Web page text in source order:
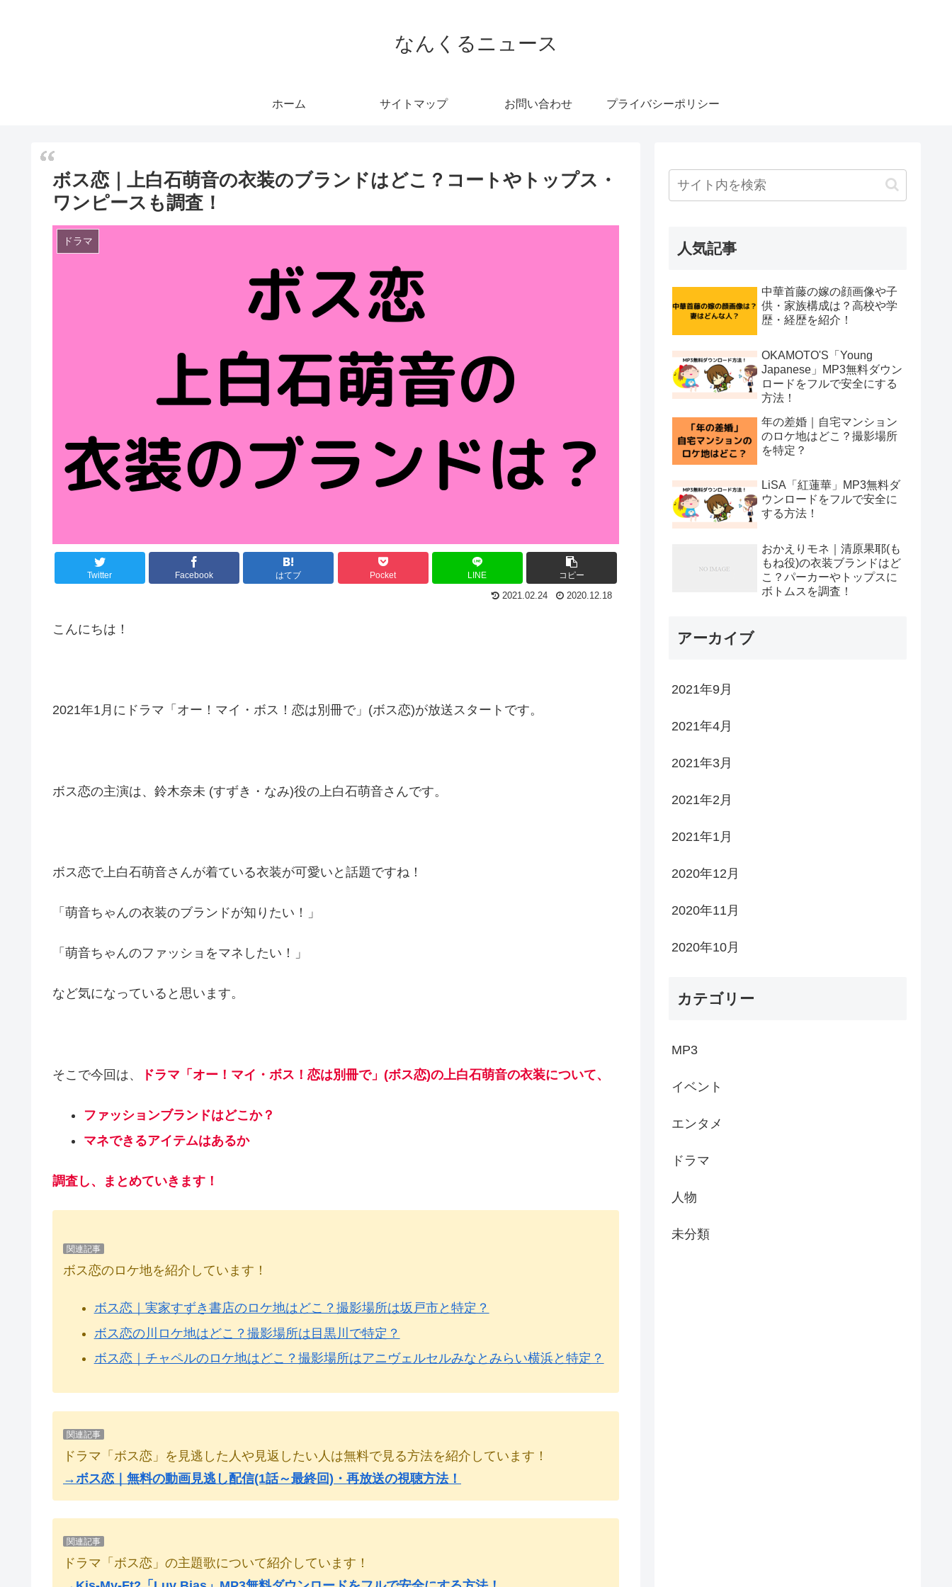
なんくるニュース
ホーム サイトマップ お問い合わせ プライバシーポリシー
ボス恋｜上白石萌音の衣装のブランドはどこ？コートやトップス・
ワンピースも調査！
ドラマ
Twitter Facebook はてブ Pocket LINE コピー
2021.02.24 2020.12.18
こんにちは！
2021年1月にドラマ「オー！マイ・ボス！恋は別冊で」(ボス恋)が放送スタートです。
ボス恋の主演は、鈴木奈未 (すずき・なみ)役の上白石萌音さんです。
ボス恋で上白石萌音さんが着ている衣装が可愛いと話題ですね！
「萌音ちゃんの衣装のブランドが知りたい！」
「萌音ちゃんのファッショをマネしたい！」
など気になっていると思います。
そこで今回は、 ドラマ「オー！マイ・ボス！恋は別冊で」(ボス恋)の上白石萌音の衣装について、
ファッションブランドはどこか？
マネできるアイテムはあるか
調査し、まとめていきます！
関連記事
ボス恋のロケ地を紹介しています！
ボス恋｜実家すずき書店のロケ地はどこ？撮影場所は坂戸市と特定？
ボス恋の川ロケ地はどこ？撮影場所は目黒川で特定？
ボス恋｜チャペルのロケ地はどこ？撮影場所はアニヴェルセルみなとみらい横浜と特定？
関連記事
ドラマ「ボス恋」を見逃した人や見返したい人は無料で見る方法を紹介しています！
→ボス恋｜無料の動画見逃し配信(1話～最終回)・再放送の視聴方法！
関連記事
ドラマ「ボス恋」の主題歌について紹介しています！
人気記事
中華首藤の嫁の顔画像や子
供・家族構成は？高校や学
歴・経歴を紹介！
OKAMOTO'S「Young
Japanese」MP3無料ダウン
ロードをフルで安全にする
方法！
年の差婚｜自宅マンション
のロケ地はどこ？撮影場所
を特定？
LiSA「紅蓮華」MP3無料ダ
ウンロードをフルで安全に
する方法！
おかえりモネ｜清原果耶(も
もね役)の衣装ブランドはど
こ？パーカーやトップスに
ボトムスを調査！
アーカイブ
2021年9月
2021年4月
2021年3月
2021年2月
2021年1月
2020年12月
2020年11月
2020年10月
カテゴリー
MP3
イベント
エンタメ
ドラマ
人物
未分類